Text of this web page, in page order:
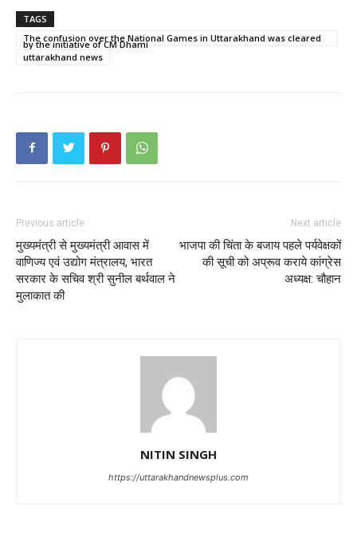
TAGS
The confusion over the National Games in Uttarakhand was cleared
by the initiative of CM Dhami
uttarakhand news
Previous article
मुख्यमंत्री से मुख्यमंत्री आवास में
वाणिज्य एवं उद्योग मंत्रालय, भारत
सरकार के सचिव श्री सुनील बर्थवाल ने
मुलाकात की
Next article
भाजपा की चिंता के बजाय पहले पर्यवेक्षकों
की सूची को अप्रूव कराये कांग्रेस
अध्यक्ष: चौहान
NITIN SINGH
https://uttarakhandnewsplus.com